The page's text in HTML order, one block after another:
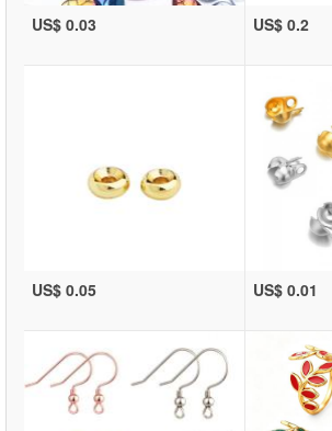
US$ 0.03 US$ 0.2
US$ 0.05 US$ 0.01